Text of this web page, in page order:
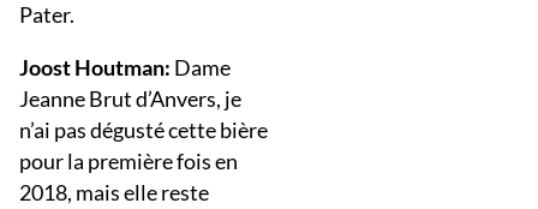
Pater.
Joost Houtman: Dame
Jeanne Brut d’Anvers, je
n’ai pas dégusté cette bière
pour la première fois en
2018, mais elle reste